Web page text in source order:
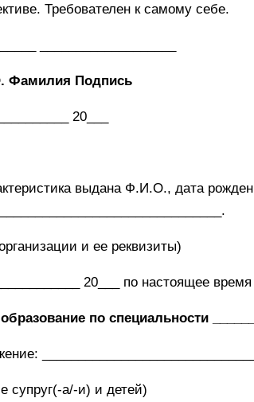
Требователен к самому себе.
Фамилия Подпись
20___
выдана Ф.И.О., дата
и ее реквизиты)
20___ по настоящее
по специальности
супруг(-а/-и) и детей)